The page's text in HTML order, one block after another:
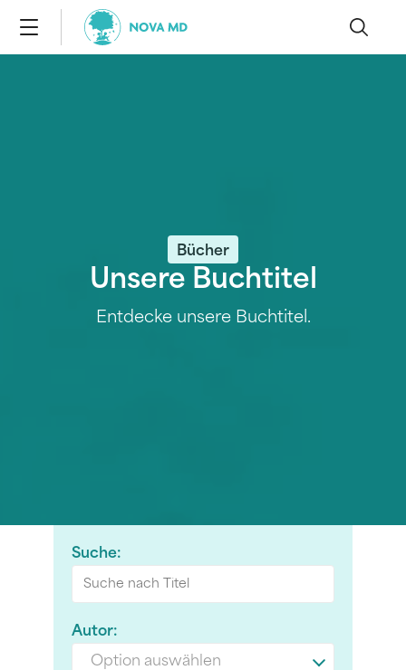
Bücher
Unsere Buchtitel
Entdecke unsere Buchtitel.
Suche:
Autor:
Option auswählen